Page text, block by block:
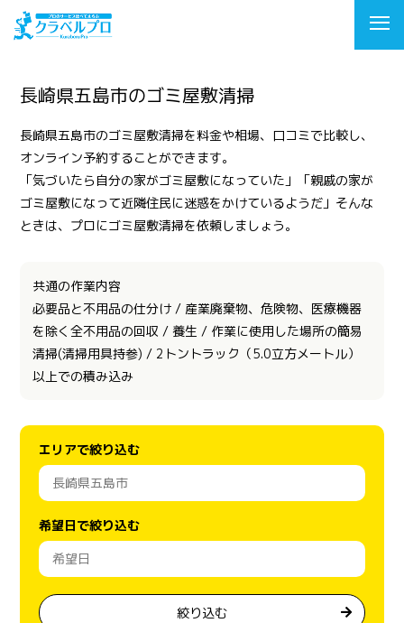
長崎県五島市のゴミ屋敷清掃
長崎県五島市のゴミ屋敷清掃を料金や相場、口コミで比較し、
オンライン予約することができます。
「気づいたら自分の家がゴミ屋敷になっていた」「親戚の家が
ゴミ屋敷になって近隣住民に迷惑をかけているようだ」そんな
ときは、プロにゴミ屋敷清掃を依頼しましょう。
共通の作業内容
必要品と不用品の仕分け / 産業廃棄物、危険物、医療機器
を除く全不用品の回収 / 養生 / 作業に使用した場所の簡易
清掃(清掃用具持参) / 2トントラック（5.0立方メートル）
以上での積み込み
エリアで絞り込む
希望日で絞り込む
絞り込む